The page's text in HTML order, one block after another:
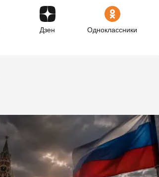
Дзен Одноклассники